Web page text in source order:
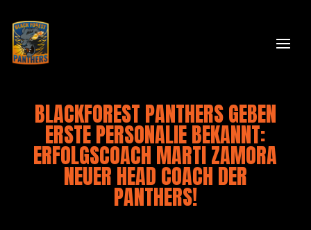
BLACKFOREST PANTHERS GEBEN
ERSTE PERSONALIE BEKANNT:
ERFOLGSCOACH MARTI ZAMORA
NEUER HEAD COACH DER
PANTHERS!